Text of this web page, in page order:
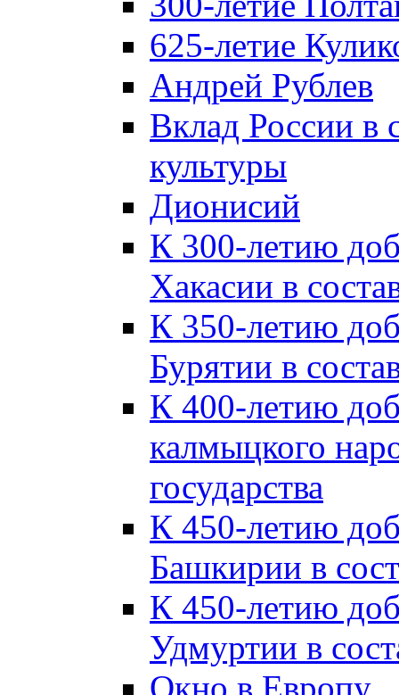
625-летие
Андрей Рублев
Вклад России в
культуры
Дионисий
К 300-летию
Хакасии в
К 350-летию
Бурятии в
К 400-летию
калмыцкого
государства
К 450-летию
Башкирии в
К 450-летию
Удмуртии в